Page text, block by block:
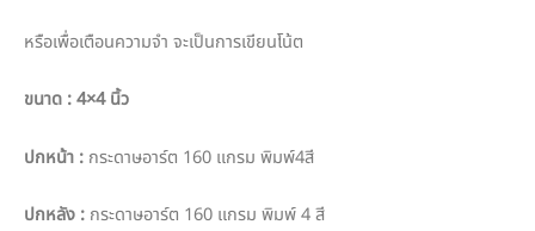
หรือเพื่อเตือนความจำ จะเป็นการเขียนโน้ต
ขนาด : 4×4 นิ้ว
ปกหน้า : กระดาษอาร์ต 160 แกรม พิมพ์4สี
ปกหลัง : กระดาษอาร์ต 160 แกรม พิมพ์ 4 สี